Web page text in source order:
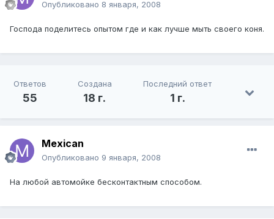
Опубликовано 8 января, 2008
Господа поделитесь опытом где и как лучше мыть своего коня.
Ответов
55
Создана
18 г.
Последний ответ
1 г.
Mexican
Опубликовано 9 января, 2008
На любой автомойке бесконтактным способом.